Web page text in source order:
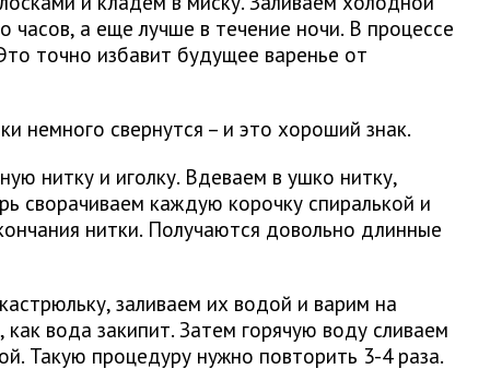
а еще лучше в течение ночи. В процессе
точно избавит будущее варенье от
немного свернутся – и это хороший знак.
нитку и иголку. Вдеваем в ушко нитку,
сворачиваем каждую корочку спиралькой и
нитки. Получаются довольно длинные
заливаем их водой и варим на
вода закипит. Затем горячую воду сливаем
Такую процедуру нужно повторить 3-4 раза.